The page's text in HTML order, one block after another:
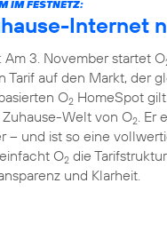
IM FESTNETZ:
Internet
3. November startet O
Tarif auf den Markt, der
O2 HomeSpot
Welt von O2 .
– und ist so eine
O2 die
und Klarheit.